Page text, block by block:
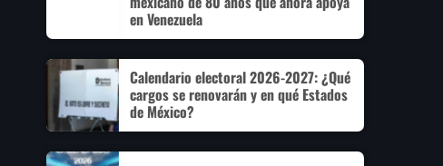
en Venezuela
Calendario electoral 2026-2027: ¿Qué
cargos se renovarán y en qué Estados
de México?